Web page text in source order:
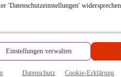
'Datenschutzeinstellungen' widersprechen.
Einstellungen verwalten
Datenschutz Cookie-Erklärung